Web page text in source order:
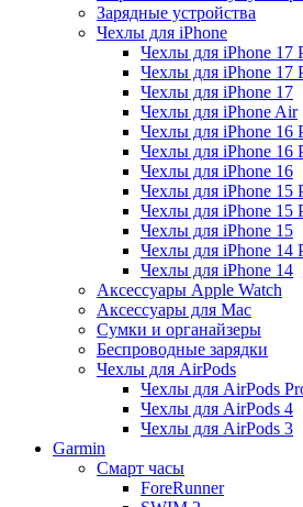
Зарядные устройства
Чехлы для iPhone
Чехлы для iPhone 17
Чехлы для iPhone 17
Чехлы для iPhone 17
Чехлы для iPhone Air
Чехлы для iPhone 16
Чехлы для iPhone 16
Чехлы для iPhone 16
Чехлы для iPhone 15
Чехлы для iPhone 15
Чехлы для iPhone 15
Чехлы для iPhone 14
Чехлы для iPhone 14
Аксессуары Apple Watch
Аксессуары для Mac
Сумки и органайзеры
Беспроводные зарядки
Чехлы для AirPods
Чехлы для AirPods
Чехлы для AirPods 4
Чехлы для AirPods 3
Garmin
Смарт часы
ForeRunner